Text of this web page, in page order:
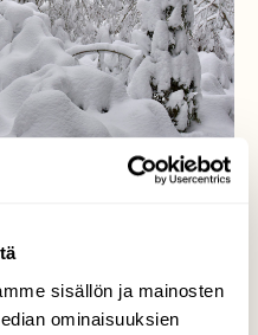
sisällön ja mainosten
ominaisuuksien